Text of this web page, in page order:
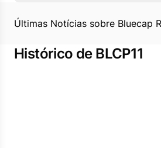
Últimas Notícias sobre Bluecap
Histórico de BLCP11